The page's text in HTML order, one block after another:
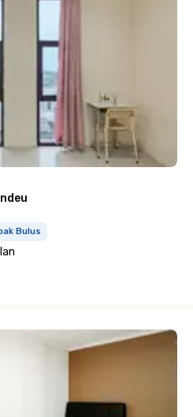
Bulus